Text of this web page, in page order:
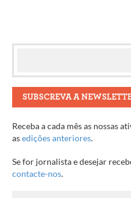
SUBSCREVA A
Receba a cada mês as nossas
asedições anteriores.
Se for jornalista e desejar
contacte-nos.